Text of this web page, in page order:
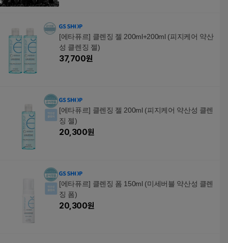
[에타퓨르] 클렌징 젤 200ml+200ml (피지케어 약산
성 클렌징 젤)
37,700원
[에타퓨르] 클렌징 젤 200ml (피지케어 약산성 클렌
징 젤)
20,300원
[에타퓨르] 클렌징 폼 150ml (미세버블 약산성 클렌
징 폼)
20,300원